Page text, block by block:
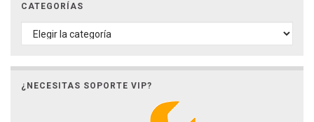
CATEGORÍAS
CATEGORÍAS
¿NECESITAS SOPORTE VIP?